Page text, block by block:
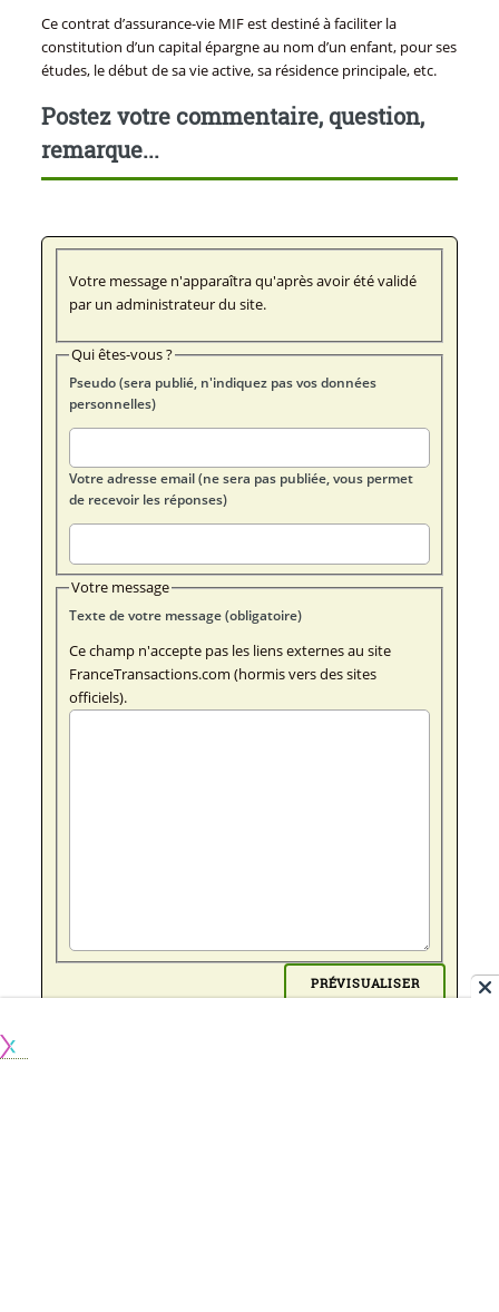
Ce contrat d’assurance-vie MIF est destiné à faciliter la
constitution d’un capital épargne au nom d’un enfant, pour ses
études, le début de sa vie active, sa résidence principale, etc.
Postez votre commentaire, question,
remarque...
Votre message n'apparaîtra qu'après avoir été validé
par un administrateur du site.
Qui êtes-vous ?
Pseudo (sera publié, n'indiquez pas vos données
personnelles)
Votre adresse email (ne sera pas publiée, vous permet
de recevoir les réponses)
Votre message
Texte de votre message (obligatoire)
Ce champ n'accepte pas les liens externes au site
FranceTransactions.com (hormis vers des sites
officiels).